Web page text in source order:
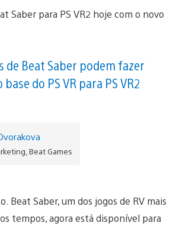
Beat Saber podem fazer
do PS VR para PS VR2
Beat Games
Beat Saber, um dos jogos de RV mais
tempos, agora está disponível para